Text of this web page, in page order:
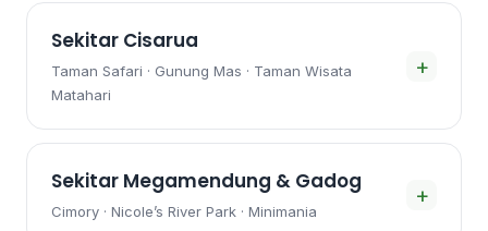
Sekitar Cisarua
Taman Safari · Gunung Mas · Taman Wisata
Matahari
+
Sekitar Megamendung & Gadog
Cimory · Nicole’s River Park · Minimania
+